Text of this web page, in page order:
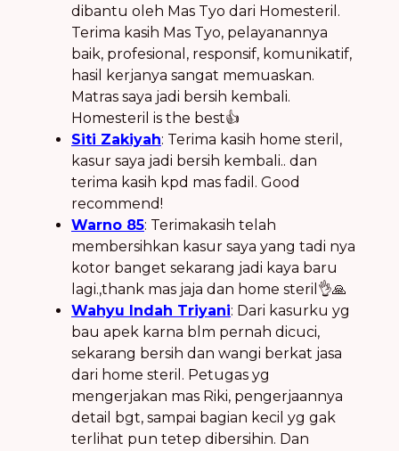
dibantu oleh Mas Tyo dari Homesteril.
Terima kasih Mas Tyo, pelayanannya
baik, profesional, responsif, komunikatif,
hasil kerjanya sangat memuaskan.
Matras saya jadi bersih kembali.
Homesteril is the best👍
Siti Zakiyah: Terima kasih home steril,
kasur saya jadi bersih kembali.. dan
terima kasih kpd mas fadil. Good
recommend!
Warno 85: Terimakasih telah
membersihkan kasur saya yang tadi nya
kotor banget sekarang jadi kaya baru
lagi.,thank mas jaja dan home steril👌🙏
Wahyu Indah Triyani: Dari kasurku yg
bau apek karna blm pernah dicuci,
sekarang bersih dan wangi berkat jasa
dari home steril. Petugas yg
mengerjakan mas Riki, pengerjaannya
detail bgt, sampai bagian kecil yg gak
terlihat pun tetep dibersihin. Dan